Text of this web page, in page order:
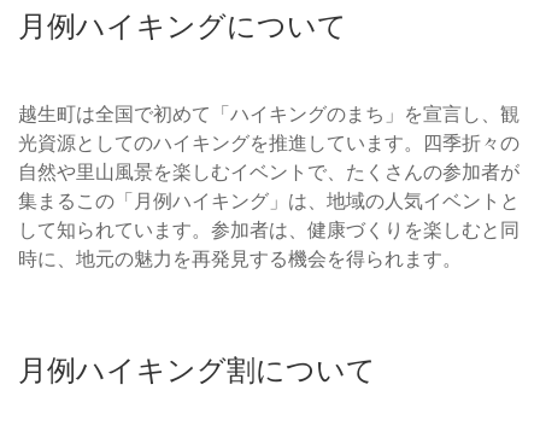
月例ハイキングについて
越生町は全国で初めて「ハイキングのまち」を宣言し、観
光資源としてのハイキングを推進しています。四季折々の
自然や里山風景を楽しむイベントで、たくさんの参加者が
集まるこの「月例ハイキング」は、地域の人気イベントと
して知られています。参加者は、健康づくりを楽しむと同
時に、地元の魅力を再発見する機会を得られます。
月例ハイキング割について